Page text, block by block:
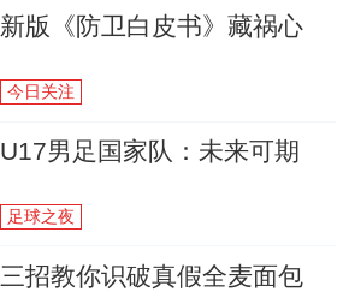
新版《防卫白皮书》藏祸心
今日关注
U17男足国家队：未来可期
足球之夜
三招教你识破真假全麦面包